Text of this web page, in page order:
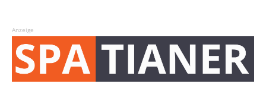
Anzeige